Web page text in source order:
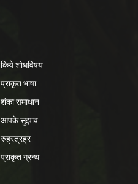
किये शोधविषय
प्राकृत भाषा
शंका समाधान
आपके सुझाव
रुह्रत्रह्र
प्राकृत ग्रन्थ